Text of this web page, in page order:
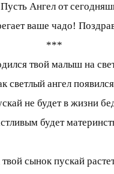
Ангел от
ваше чадо!
***
твой малыш на
светлый ангел
не будет в жизни
будет
сынок пускай